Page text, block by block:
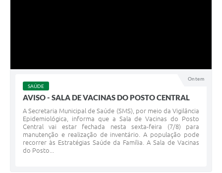
Ontem
SAÚDE
AVISO - SALA DE VACINAS DO POSTO CENTRAL
A Secretaria Municipal de Saúde (SMS), por meio da Vigilância
Epidemiológica, informa que a Sala de Vacinas do Posto
Central vai estar fechada nesta sexta-feira (7/8) para
manutenção e realização de inventário. A população pode
recorrer às Estratégias Saúde da Família. A Sala de Vacinas
do Posto...